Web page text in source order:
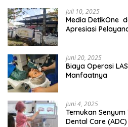
Juli 10, 2025
Media DetikOne
Apresiasi
Juni 20, 2025
Biaya Operasi
Manfaatnya
Juni 4, 2025
Temukan
Dental Care